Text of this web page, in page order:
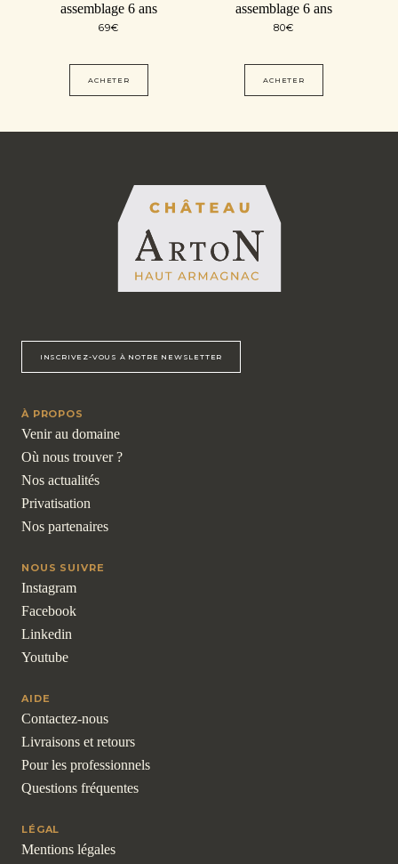
assemblage 6 ans
69€
ACHETER
assemblage 6 ans
80€
ACHETER
INSCRIVEZ-VOUS À NOTRE NEWSLETTER
À PROPOS
Venir au domaine
Où nous trouver ?
Nos actualités
Privatisation
Nos partenaires
NOUS SUIVRE
Instagram
Facebook
Linkedin
Youtube
AIDE
Contactez-nous
Livraisons et retours
Pour les professionnels
Questions fréquentes
LÉGAL
Mentions légales